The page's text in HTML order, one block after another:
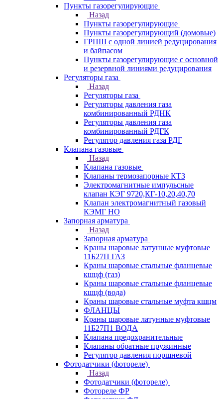
Пункты газорегулирующие
Назад
Пункты газорегулирующие
Пункты газорегулирующий (домовые)
ГРПШ с одной линией редуцирования
и байпасом
Пункты газорегулирующие с основной
и резервной линиями редуцирования
Регуляторы газа
Назад
Регуляторы газа
Регуляторы давления газа
комбинированный РДНК
Регуляторы давления газа
комбинированный РДГК
Регулятор давления газа РДГ
Клапана газовые
Назад
Клапана газовые
Клапаны термозапорные КТЗ
Электромагнитные импульсные
клапан КЭГ 9720,КГ-10,20,40,70
Клапан электромагнитный газовый
КЭМГ НО
Запорная арматура
Назад
Запорная арматура
Краны шаровые латунные муфтовые
11Б27П ГАЗ
Краны шаровые стальные фланцевые
кшцф (газ)
Краны шаровые стальные фланцевые
кшцф (вода)
Краны шаровые стальные муфта кшцм
ФЛАНЦЫ
Краны шаровые латунные муфтовые
11Б27П1 ВОДА
Клапана предохранительные
Клапаны обратные пружинные
Регулятор давления поршневой
Фотодатчики (фотореле)
Назад
Фотодатчики (фотореле)
Фотореле ФР